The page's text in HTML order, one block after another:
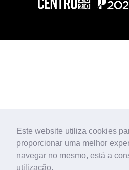
Este website utiliza cookies
proporcionar uma melhor
navegar no mesmo, está a
utilização.